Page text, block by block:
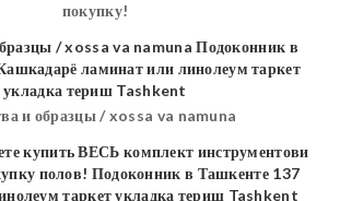
покупку!
и образцы / xossa va namuna